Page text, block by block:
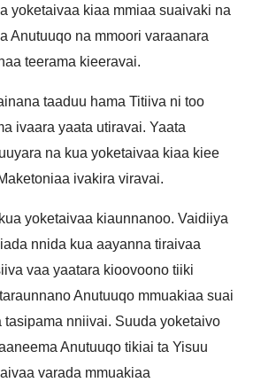
yoketaivaa kiaa mmiaa suaivaki na
Anutuuqo na mmoori varaanara
teerama kieeravai.
taaduu hama Titiiva ni too
ivaara yaata utiravai. Yaata
na kua yoketaivaa kiaa kiee
ivakira viravai.
yoketaivaa kiaunnanoo. Vaidiiya
nnida kua aayanna tiraivaa
vaa yaatara kioovoono tiiki
Anutuuqo mmuakiaa suai
tasipama nniivai. Suuda yoketaivo
Anutuuqo tikiai ta Yisuu
varada mmuakiaa